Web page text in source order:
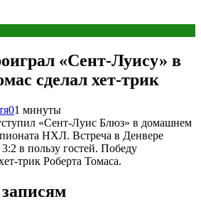
«Сент‑Луису» в
сделал хет‑трик
01 минуты
«Сент‑Луис Блюз» в домашнем
НХЛ. Встреча в Денвере
в пользу гостей. Победу
Роберта Томаса.